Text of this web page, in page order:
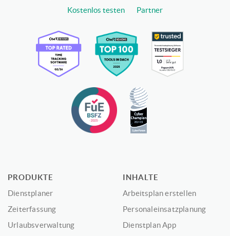
Kostenlos testen
Partner
PRODUKTE
Dienstplaner
Zeiterfassung
Urlaubsverwaltung
INHALTE
Arbeitsplan erstellen
Personaleinsatzplanung
Dienstplan App